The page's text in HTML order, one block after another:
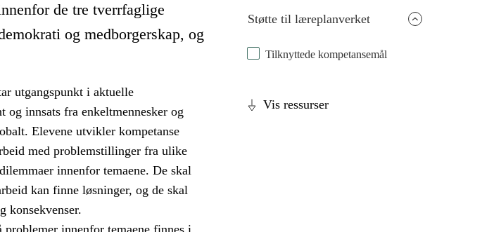
Støtte til læreplanverket
Tilknyttede kompetansemål
Vis ressurser
de tre tverrfaglige
og medborgerskap, og
utgangspunkt i aktuelle
og innsats fra enkeltmennesker og
Elevene utvikler kompetanse
med problemstillinger fra ulike
innenfor temaene. De skal
kan finne løsninger, og de skal
konsekvenser.